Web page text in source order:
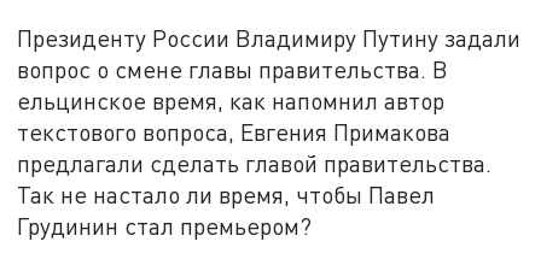
Президенту России Владимиру Путину задали
вопрос о смене главы правительства. В
ельцинское время, как напомнил автор
текстового вопроса, Евгения Примакова
предлагали сделать главой правительства.
Так не настало ли время, чтобы Павел
Грудинин стал премьером?